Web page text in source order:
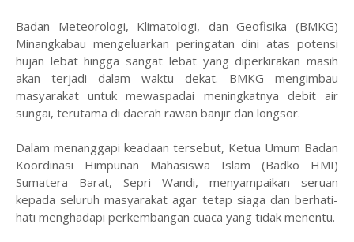
Badan Meteorologi, Klimatologi, dan Geofisika (BMKG)
Minangkabau mengeluarkan peringatan dini atas potensi
hujan lebat hingga sangat lebat yang diperkirakan masih
akan terjadi dalam waktu dekat. BMKG mengimbau
masyarakat untuk mewaspadai meningkatnya debit air
sungai, terutama di daerah rawan banjir dan longsor.
Dalam menanggapi keadaan tersebut, Ketua Umum Badan
Koordinasi Himpunan Mahasiswa Islam (Badko HMI)
Sumatera Barat, Sepri Wandi, menyampaikan seruan
kepada seluruh masyarakat agar tetap siaga dan berhati-
hati menghadapi perkembangan cuaca yang tidak menentu.